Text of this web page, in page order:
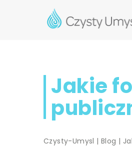
Jakie
Czysty-Umysl |Blog |